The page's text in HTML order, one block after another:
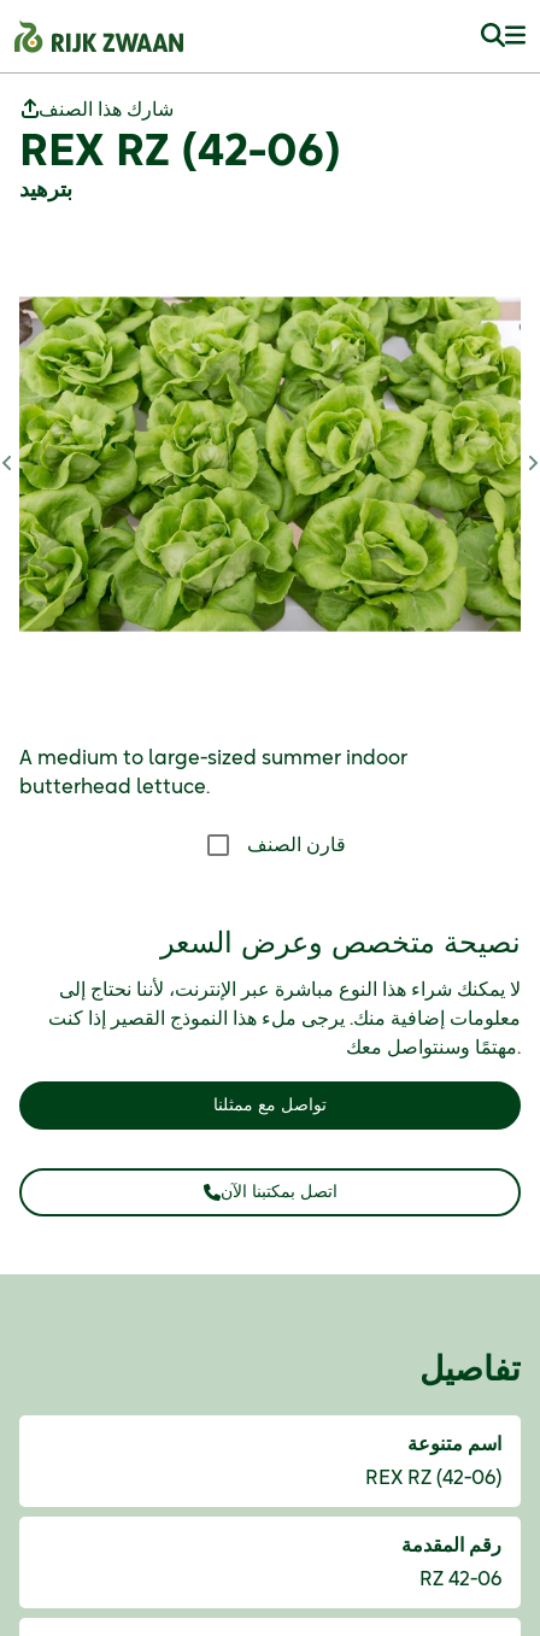
شارك هذا الصنف
REX RZ (42-06)
بترهيد
A medium to large-sized summer indoor
butterhead lettuce.
قارن الصنف
نصيحة متخصص وعرض السعر
لا يمكنك شراء هذا النوع مباشرة عبر الإنترنت، لأننا نحتاج إلى
معلومات إضافية منك. يرجى ملء هذا النموذج القصير إذا كنت
مهتمًا وسنتواصل معك.
تواصل مع ممثلنا
اتصل بمكتبنا الآن
تفاصيل
اسم متنوعة
REX RZ (42-06)
رقم المقدمة
42-06 RZ